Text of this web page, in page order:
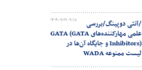
۱۴۰۴-۰۷-۱۹ ۰۹:۱۸
/آنتی دوپینگ/بررسی
علمی مهارکننده‌های GATA (GATA
Inhibitors) و جایگاه آن‌ها در
لیست ممنوعه WADA